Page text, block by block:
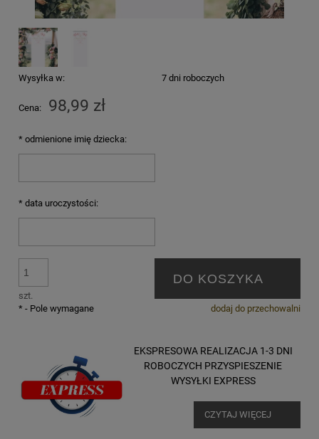
Wysyłka w: 7 dni roboczych
Cena: 98,99 zł
* odmienione imię dziecka:
* data uroczystości:
szt.
DO KOSZYKA
dodaj do przechowalni
* - Pole wymagane
EKSPRESOWA REALIZACJA 1-3 DNI
ROBOCZYCH PRZYSPIESZENIE
WYSYŁKI EXPRESS
CZYTAJ WIĘCEJ